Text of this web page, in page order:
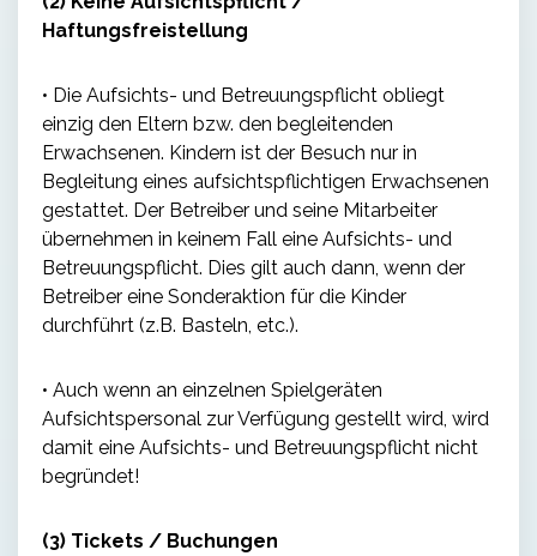
Haftungsfreistellung
• Die Aufsichts- und Betreuungspflicht obliegt
einzig den Eltern bzw. den begleitenden
Erwachsenen. Kindern ist der Besuch nur in
Begleitung eines aufsichtspflichtigen Erwachsenen
gestattet. Der Betreiber und seine Mitarbeiter
übernehmen in keinem Fall eine Aufsichts- und
Betreuungspflicht. Dies gilt auch dann, wenn der
Betreiber eine Sonderaktion für die Kinder
durchführt (z.B. Basteln, etc.).
• Auch wenn an einzelnen Spielgeräten
Aufsichtspersonal zur Verfügung gestellt wird, wird
damit eine Aufsichts- und Betreuungspflicht nicht
begründet!
(3) Tickets / Buchungen